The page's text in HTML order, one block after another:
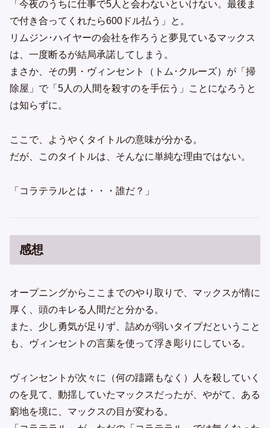
「今夜のうちに仕事で5人と会わないといけない。最後ま
で付き合ってくれたら600ドル払う」と。
リムジン･ハイヤーの会社を作ろうと夢見ているマックス
は、一度断るが結局承諾してしまう。
まさか、その男・ヴィンセント（トム･クルーズ）が「掃
除屋」で「5人の人間を殺すのを手伝う」ことになろうと
は知らずに。
ここで、ようやくタイトルの意味が分かる。
だが、このタイトルは、そんなに単純な理由ではない。
「コラテラルとは・・・誰だ？」
感想
オープニングからここまでのやり取りで、マックスが情に
厚く、頭のキレる人間だと分かる。
また、少し勇気が足りず、詰めが弱いタイプだということ
も、ヴィンセントの言葉を使って浮き彫りにしている。
ヴィンセントが次々に（何の躊躇もなく）人を殺していく
のを見て、動揺していたマックスだったが、やがて、ある
窮地を境に、マックスの目が変わる。